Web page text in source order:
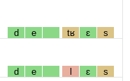
d e tʁ ɛ s
d e l ɛ s